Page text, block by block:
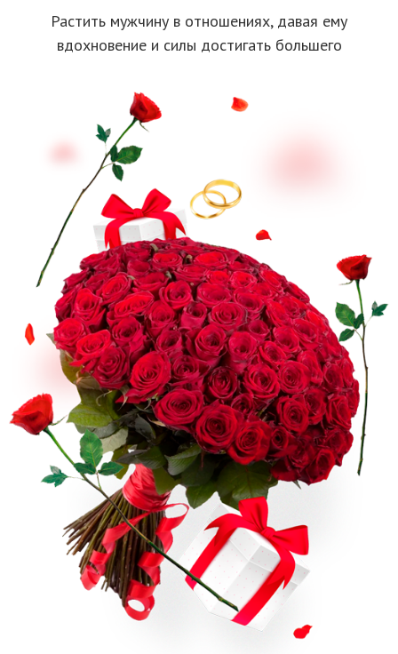
Растить мужчину в отношениях, давая ему
вдохновение и силы достигать большего